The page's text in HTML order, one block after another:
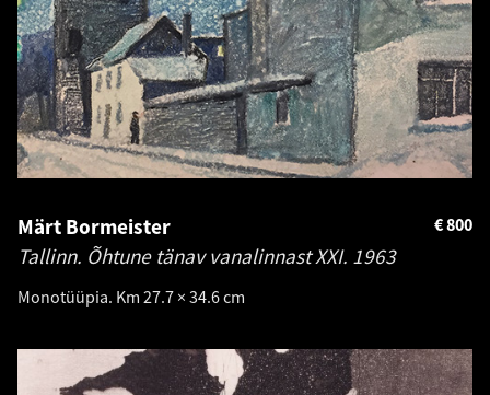
Märt Bormeister
Tallinn. Õhtune tänav vanalinnast XXI. 1963
Monotüüpia. Km 27.7 × 34.6 cm
800
€